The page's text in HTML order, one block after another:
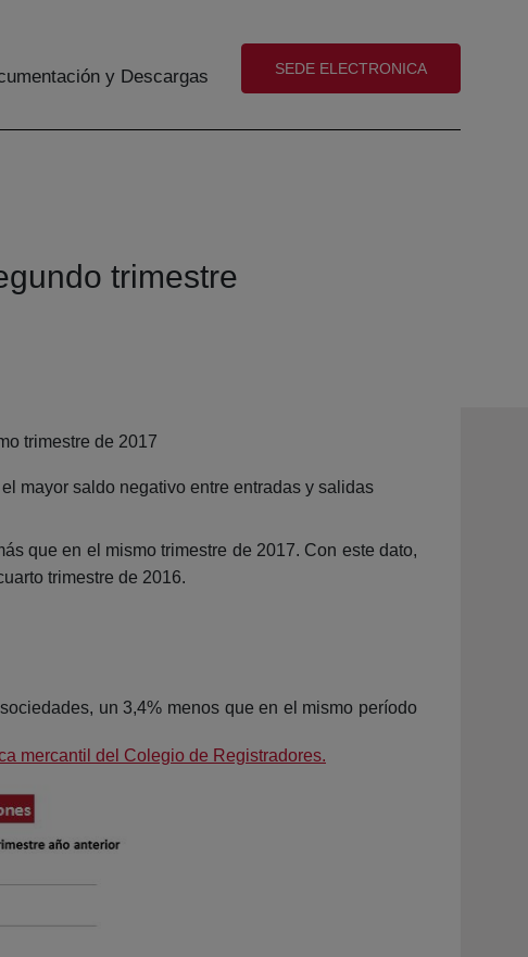
y Descargas (abre en nueva ventana)
SEDE ELECTRONICA
trimestre
trimestre de 2017
mayor saldo negativo entre entradas y salidas
que en el mismo trimestre de 2017. Con este dato,
trimestre de 2016.
un 3,4% menos que en el mismo período
mercantil del Colegio de Registradores.